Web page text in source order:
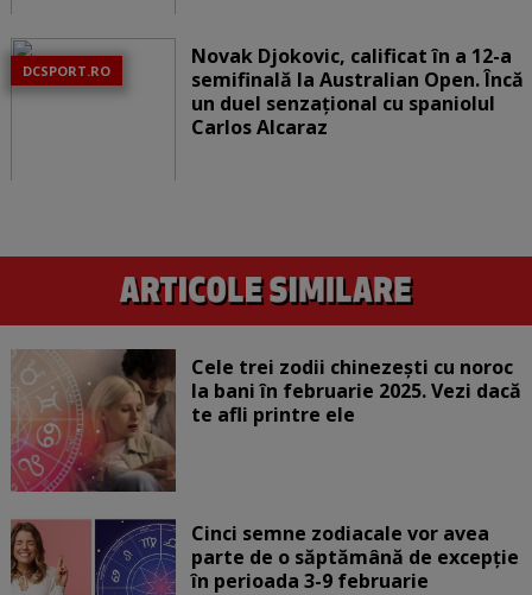
DCSPORT.RO
Novak Djokovic, calificat în a 12-a
semifinală la Australian Open. Încă
un duel senzațional cu spaniolul
Carlos Alcaraz
Cele trei zodii chinezești cu noroc
la bani în februarie 2025. Vezi dacă
te afli printre ele
Cinci semne zodiacale vor avea
parte de o săptămână de excepție
în perioada 3-9 februarie